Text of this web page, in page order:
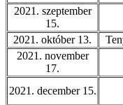
2021. szeptember
15.
2021. október 13.
2021. november
17.
2021. december 15.